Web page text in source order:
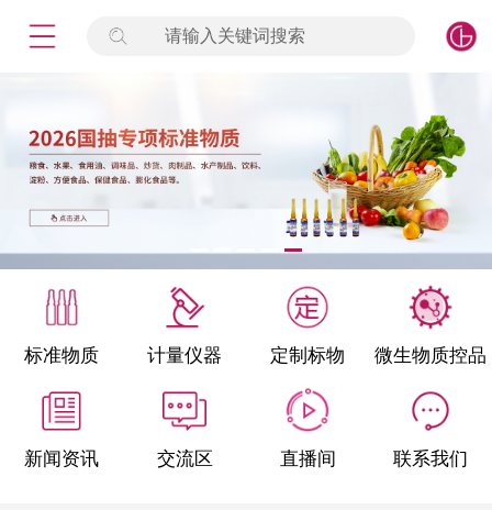
请输入关键词搜索
标准物质 计量仪器 定制标物 微生物质控品
新闻资讯 交流区 直播间 联系我们
标准物质
产品专项
微生物检测/质控品
定制标物
定制仪器